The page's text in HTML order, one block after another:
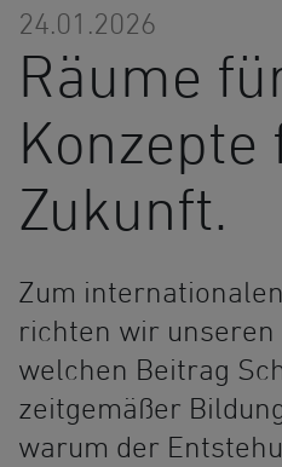
24.01.2026
Räume
Konzepte
Zukunft.
Zum
richten wir unseren
welchen Beitrag
zeitgemäßer
warum der